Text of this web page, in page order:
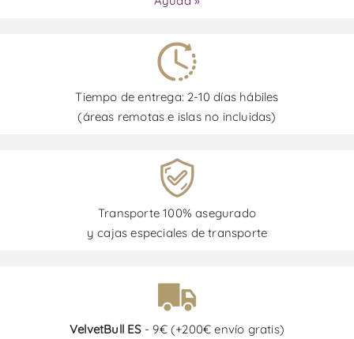
Tiempo de entrega: 2-10 días hábiles
(áreas remotas e islas no incluidas)
Transporte 100% asegurado
y cajas especiales de transporte
VelvetBull ES- 9€ (+200€ envío gratis)